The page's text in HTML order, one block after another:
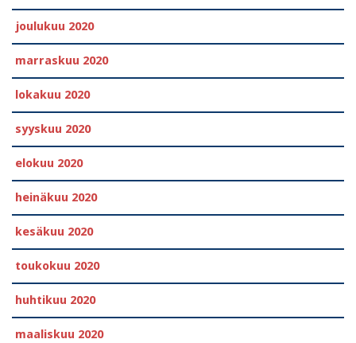
joulukuu 2020
marraskuu 2020
lokakuu 2020
syyskuu 2020
elokuu 2020
heinäkuu 2020
kesäkuu 2020
toukokuu 2020
huhtikuu 2020
maaliskuu 2020